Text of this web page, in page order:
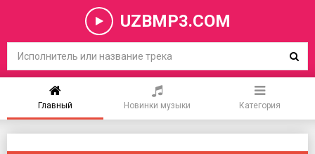
UZBMP3.COM
Главный Новинки музыки Категория